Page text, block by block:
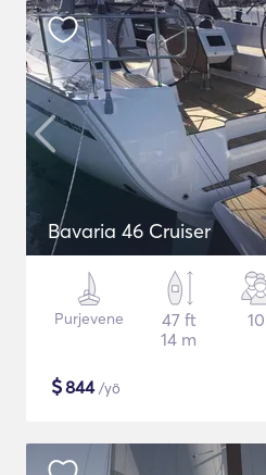
Bavaria 46 Cruiser
Purjevene
47 ft
14 m
10
$844/yö